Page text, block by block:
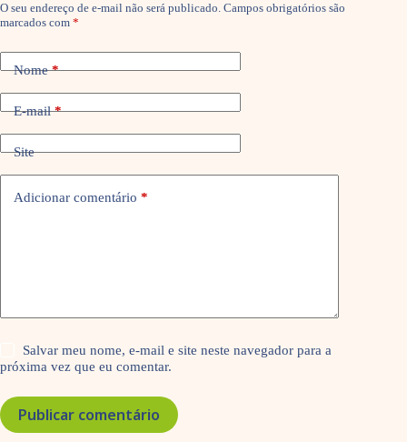
O seu endereço de e-mail não será publicado. Campos obrigatórios são
marcados com *
Nome*
E-mail*
Site
Adicionar comentário *
Salvar meu nome, e-mail e site neste navegador para a
próxima vez que eu comentar.
Publicar comentário